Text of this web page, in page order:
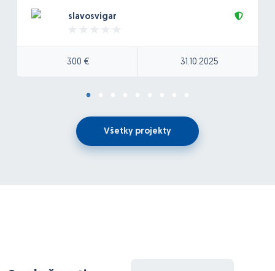
slavosvigar
300 € 31.10.2025
Všetky projekty